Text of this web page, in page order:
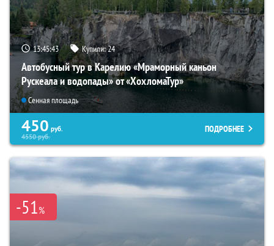
13:45:42 Купили:24
Автобусный тур в Карелию «Мраморный каньон
Рускеала и водопады» от «ХохломаТур»
Сенная площадь
450 руб.
4550руб.
ПОДРОБНЕЕ
-51%